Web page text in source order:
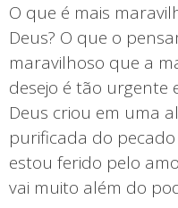
O que é mais
Deus? O que o
maravilhoso que a
desejo é tão urgente
Deus criou em uma
purificada do
estou ferido pelo
vai muito além do